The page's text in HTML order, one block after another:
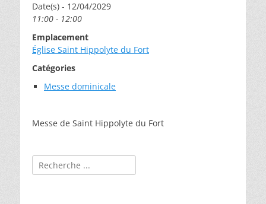
Date(s) - 12/04/2029
11:00 - 12:00
Emplacement
Église Saint Hippolyte du Fort
Catégories
Messe dominicale
Messe de Saint Hippolyte du Fort
Rechercher :